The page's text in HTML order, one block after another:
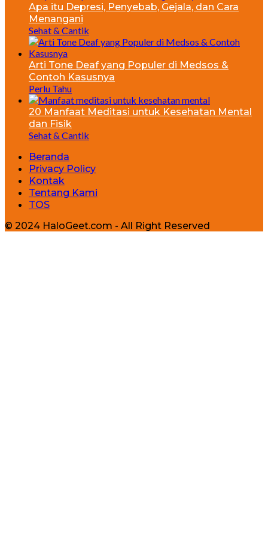
Apa itu Depresi, Penyebab, Gejala, dan Cara
Menangani
Sehat & Cantik
Arti Tone Deaf yang Populer di Medsos &
Contoh Kasusnya
Perlu Tahu
20 Manfaat Meditasi untuk Kesehatan Mental
dan Fisik
Sehat & Cantik
Beranda
Privacy Policy
Kontak
Tentang Kami
TOS
© 2024 HaloGeet.com - All Right Reserved